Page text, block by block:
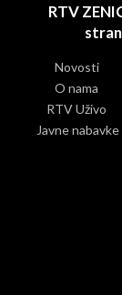
RTV
Novosti
O nama
RTV Uživo
Javne nabavke